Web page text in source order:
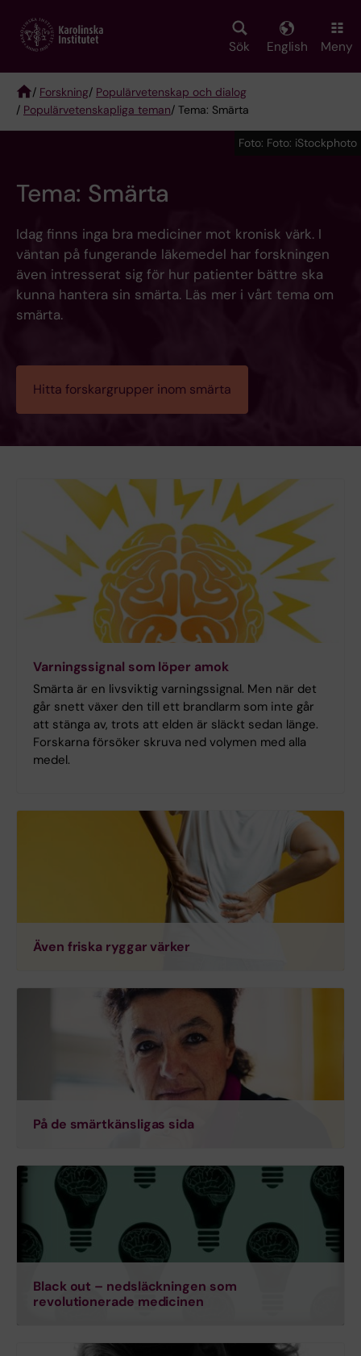
main
Sök English Meny
Breadcrumb
/ Forskning/ Populärvetenskap och dialog
/ Populärvetenskapliga teman/ Tema: Smärta
Tema: Smärta
Idag finns inga bra mediciner mot kronisk värk. I
väntan på fungerande läkemedel har forskningen
även intresserat sig för hur patienter bättre ska
kunna hantera sin smärta. Läs mer i vårt tema om
smärta.
Hitta forskargrupper inom smärta
Foto: Foto: iStockphoto
Varningssignal som löper amok
Smärta är en livsviktig varningssignal. Men när det
går snett växer den till ett brandlarm som inte går
att stänga av, trots att elden är släckt sedan länge.
Forskarna försöker skruva ned volymen med alla
medel.
Även friska ryggar värker
På de smärtkänsligas sida
Black out – nedsläckningen som
revolutionerade medicinen